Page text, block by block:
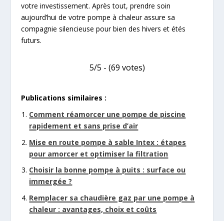
votre investissement. Après tout, prendre soin
aujourd’hui de votre pompe à chaleur assure sa
compagnie silencieuse pour bien des hivers et étés
futurs.
5/5 - (69 votes)
Publications similaires :
Comment réamorcer une pompe de piscine
rapidement et sans prise d’air
Mise en route pompe à sable Intex : étapes
pour amorcer et optimiser la filtration
Choisir la bonne pompe à puits : surface ou
immergée ?
Remplacer sa chaudière gaz par une pompe à
chaleur : avantages, choix et coûts